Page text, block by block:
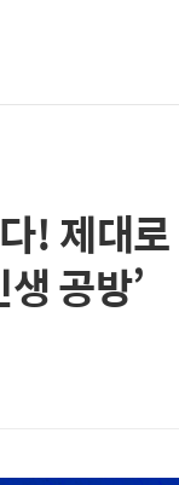
! 제대
공방’